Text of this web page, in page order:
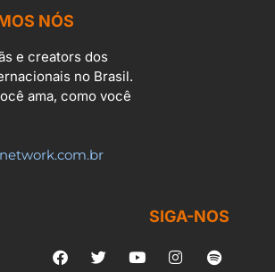
NÓS
e creators dos
no Brasil.
ama, como você
SIGA-NOS